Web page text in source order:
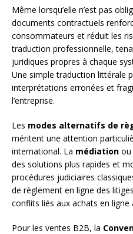
Même lorsqu’elle n’est pas
documents contractuels
consommateurs et réduit les
traduction professionnelle,
juridiques propres à chaque
Une simple traduction littérale
interprétations erronées et
l’entreprise.
Les modes alternatifs de
méritent une attention
international. La médiation ou
des solutions plus rapides et
procédures judiciaires
de règlement en ligne des
conflits liés aux achats en ligne
Pour les ventes B2B, la